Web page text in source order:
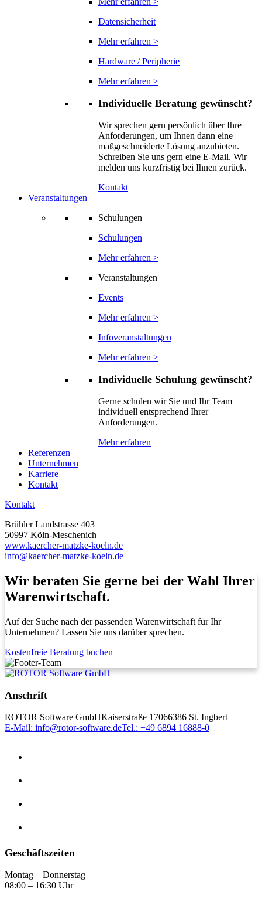
Datensicherheit
Mehr erfahren >
Hardware / Peripherie
Mehr erfahren >
Individuelle Beratung gewünscht?
Wir sprechen gern persönlich über Ihre
Anforderungen, um Ihnen dann eine
maßgeschneiderte Lösung anzubieten.
Schreiben Sie uns gern eine E-Mail. Wir
melden uns kurzfristig bei Ihnen zurück.
Kontakt
Veranstaltungen
Schulungen
Schulungen
Mehr erfahren >
Veranstaltungen
Events
Mehr erfahren >
Infoveranstaltungen
Mehr erfahren >
Individuelle Schulung gewünscht?
Gerne schulen wir Sie und Ihr Team
individuell entsprechend Ihrer
Anforderungen.
Mehr erfahren
Referenzen
Unternehmen
Karriere
Kontakt
Kontakt
Brühler Landstrasse 403
50997 Köln-Meschenich
www.kaercher-matzke-koeln.de
info@kaercher-matzke-koeln.de
Wir beraten Sie gerne bei der Wahl Ihrer
Warenwirtschaft.
Auf der Suche nach der passenden Warenwirtschaft für Ihr
Unternehmen? Lassen Sie uns darüber sprechen.
Kostenfreie Beratung buchen
Anschrift
ROTOR Software GmbHKaiserstraße 17066386 St. Ingbert
E-Mail: info@rotor-software.deTel.: +49 6894 16888-0
Geschäftszeiten
Montag – Donnerstag
08:00 – 16:30 Uhr